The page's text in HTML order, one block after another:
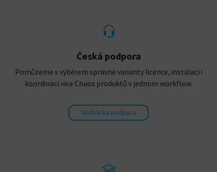
Česká podpora
Pomůžeme s výběrem správné varianty licence, instalací i
koordinací více Chaos produktů v jednom workflow.
Technická podpora